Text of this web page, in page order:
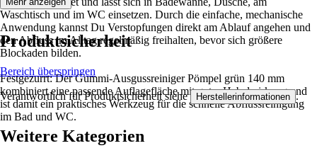
Waschtisch und im WC einsetzen. Durch die einfache, mechanische
Anwendung kannst Du Verstopfungen direkt am Ablauf angehen und
den Abfluss im Alltag regelmäßig freihalten, bevor sich größere
Blockaden bilden.
Festgezurrt: Der Gummi-Ausgussreiniger Pömpel grün 140 mm
kombiniert eine passende Auflagefläche mit guter Hebelwirkung und
ist damit ein praktisches Werkzeug für die schnelle Abflussreinigung
im Bad und WC.
Produktsicherheit
Bereich überspringen
Verantwortlich für Produktsicherheit siehe Herstellerinformationen .
Weitere Kategorien